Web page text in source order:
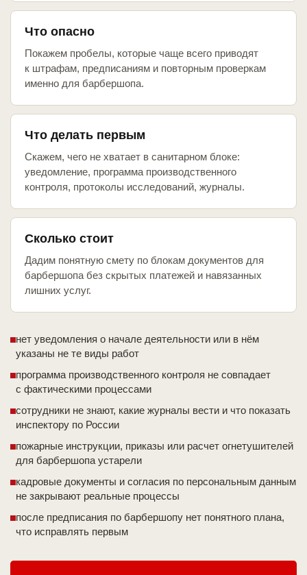
Что опасно
Покажем пробелы, которые чаще всего приводят
к штрафам, предписаниям и повторным проверкам
именно для барбершопа.
Что делать первым
Скажем, чего не хватает в санитарном блоке:
уведомление, программа производственного
контроля, протоколы исследований, журналы.
Сколько стоит
Дадим понятную смету по блокам документов для
барбершопа без скрытых платежей и навязанных
лишних услуг.
нет уведомления о начале деятельности или в нём
указаны не те виды работ
программа производственного контроля не совпадает
с фактическими процессами
сотрудники не знают, какие журналы вести и что показать
инспектору по России
пожарные инструкции, приказы или расчет огнетушителей
для барбершопа устарели
кадровые документы и согласия по персональным данным
не закрывают реальные процессы
после предписания по барбершопу нет понятного плана,
что исправлять первым